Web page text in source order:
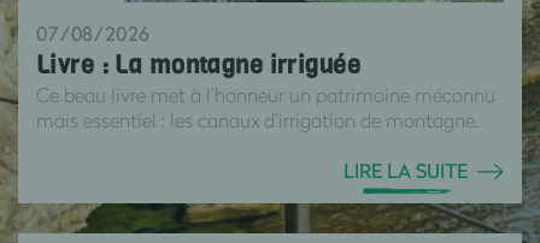
07/08/2026
Livre : La montagne irriguée
Ce beau livre met à l’honneur un patrimoine méconnu
mais essentiel : les canaux d’irrigation de montagne.
LIRE LA SUITE